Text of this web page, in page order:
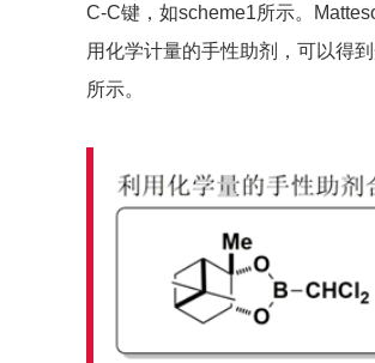
C-C键，如scheme1所示。
用化学计量的手性助剂，可以得
所示。